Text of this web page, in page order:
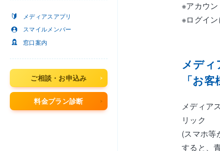
メディアスアプリ
スマイルメンバー
窓口案内
ご相談・お申込み
料金プラン診断
※アカウ
※ログイ
メデ
「お
メディア
リック
(スマホ等
すると、